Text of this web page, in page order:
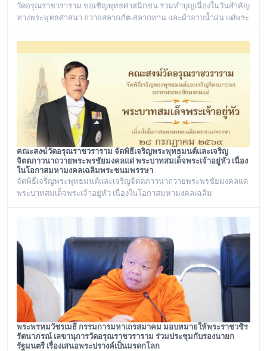
วัดอรุณราชวราราม ขอเชิญพุทธศาสนิกชน ร่วมทำบุญเนื่องในวันสำคัญ
ทางพระพุทธศาสนา ถวายสลากภัต-สลากทาน และผ้าอาบน้ำฝน แด่พระ
พ.ศ. ๒๕๖๙ เวลา ๑๒.๐๐ น. ณ พระวิหาร วัดอรุณราชวราราม
กรุงเทพมหานคร
คณะสงฆ์วัดอรุณราชวราราม จัดพิธีเจริญพระพุทธมนต์และเจริญ
จิตตภาวนาถวายพระพรชัยมงคลแด่ พระบาทสมเด็จพระเจ้าอยู่หัว เนื่อง
ในโอกาสมหามงคลเฉลิมพระชนมพรรษา
จัดพิธีเจริญพระพุทธมนต์และเจริญจิตตภาวนาถวายพระพรชัยมงคลแด่
พระบาทสมเด็จพระเจ้าอยู่หัว เนื่องในโอกาสมหามงคลเฉลิม
ราชวราราม กรุงเทพเทพมหานครในวันอังคาร ที่ ๒๘ กรกฎาคม ๒๕๖๙
พระพรหมวัชรเมธี กรรมการมหาเถรสมาคม มอบหมายให้พระราชวชิร
รัตนาภรณ์ เลขานุการวัดอรุณราชวราราม ร่วมประชุมกับรองนายก
รัฐมนตรี เรื่องเสนอพระปรางค์เป็นมรดกโลก